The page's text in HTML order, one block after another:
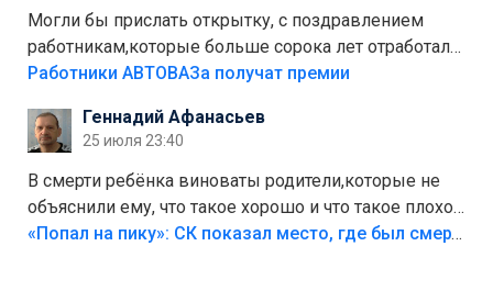
Могли бы прислать открытку, с поздравлением
работникам,которые больше сорока лет отработали
на предприятии.
Работники АВТОВАЗа получат премии
Геннадий Афанасьев
25 июля 23:40
В смерти ребёнка виноваты родители,которые не
объяснили ему, что такое хорошо и что такое плохо!
Лезть через такой забор,верх безумия,есть же
«Попал на пику»: СК показал место, где был смертельно травмирован ребенок в Тольятти